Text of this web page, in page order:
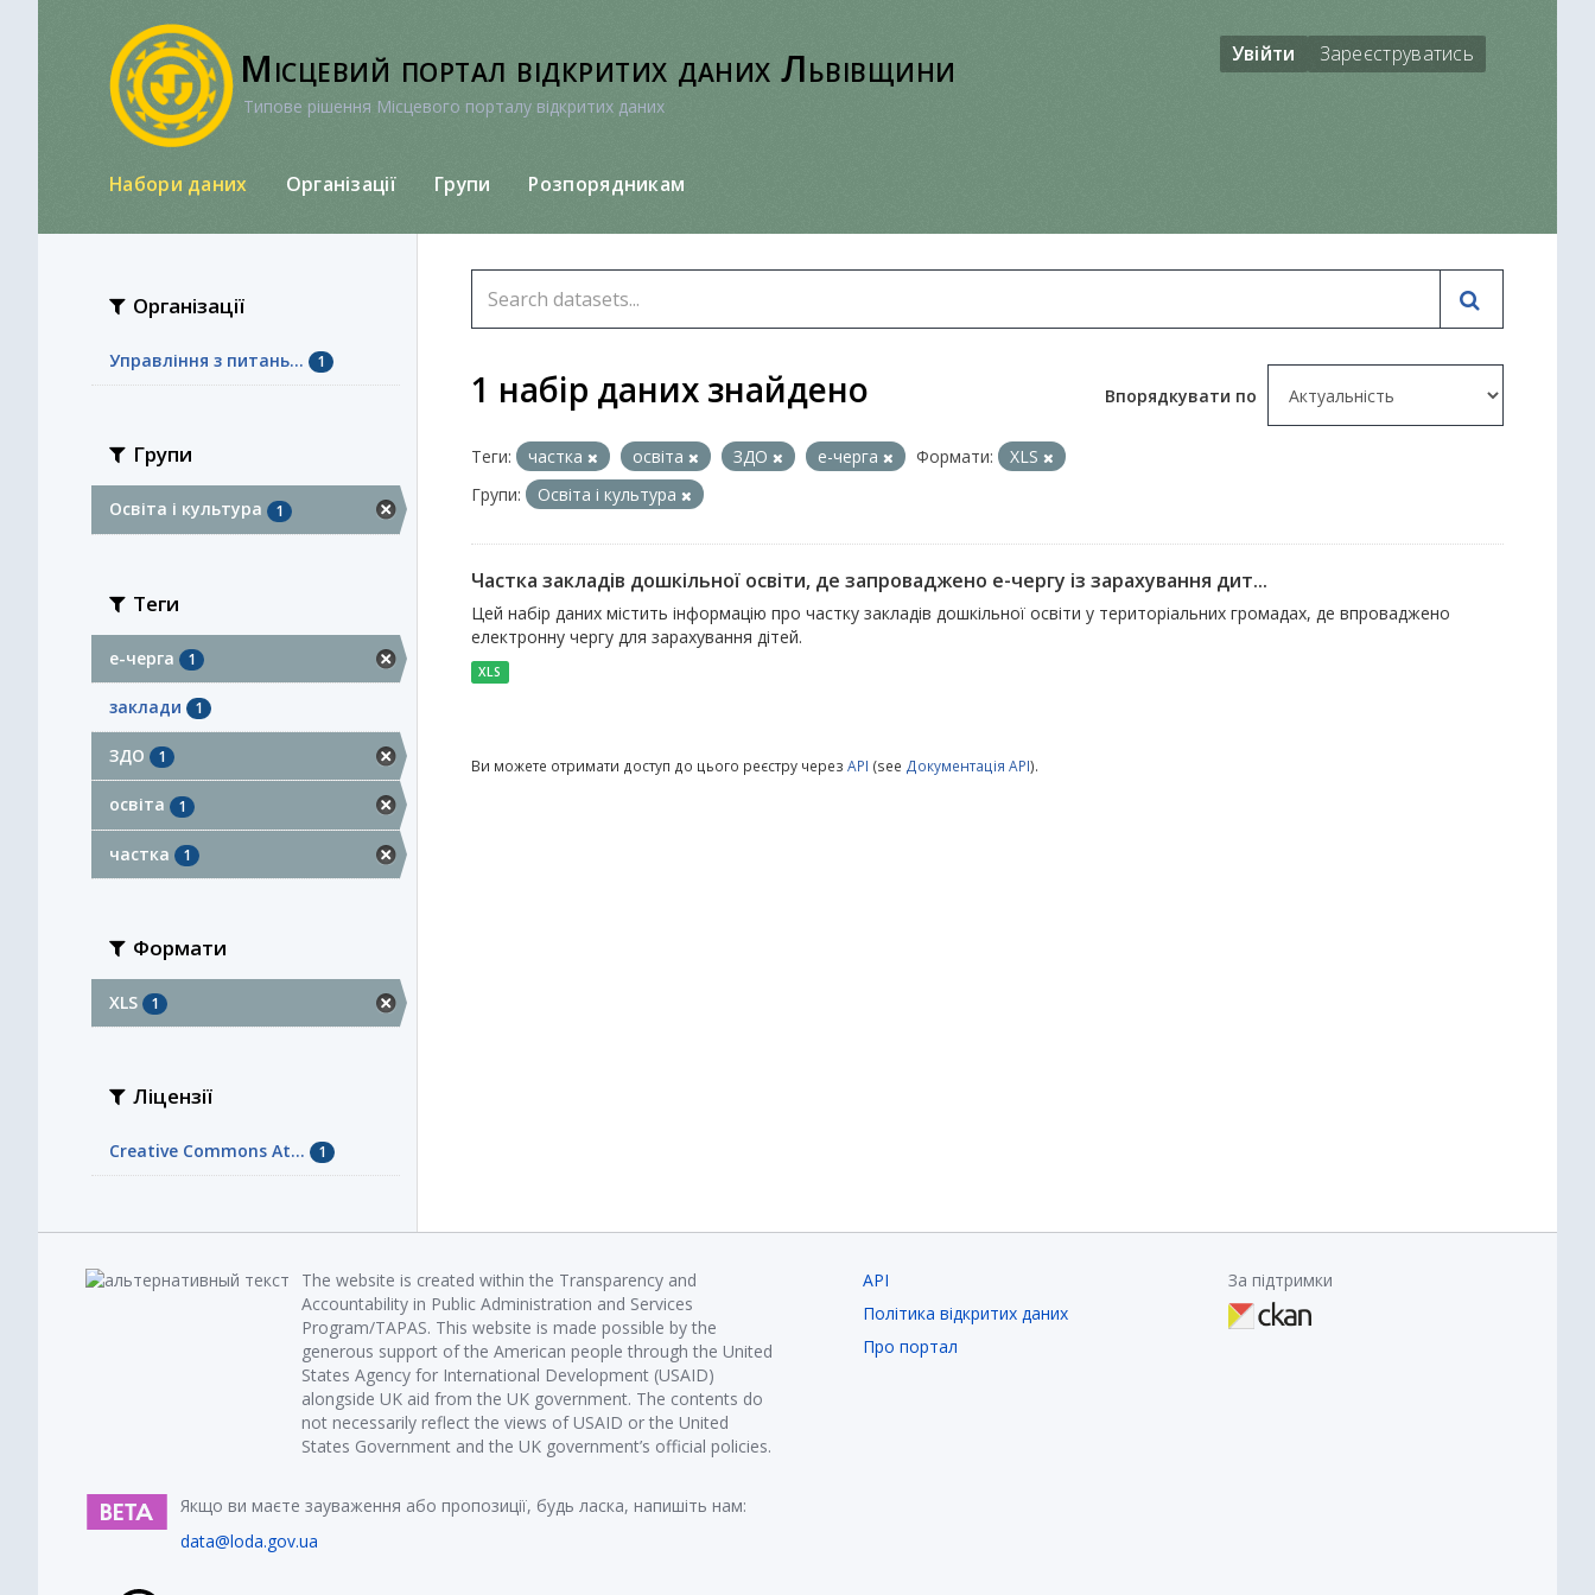
Місцевий портал відкритих даних Львівщини
Типове рішення Місцевого порталу відкритих даних
Увійти Зареєструватись
Набори даних Організації Групи Розпорядникам
Організації
Управління з питань... 1
Групи
Освіта і культура 1
Теги
е-черга 1
заклади 1
ЗДО 1
освіта 1
частка 1
Формати
XLS 1
Ліцензії
Creative Commons At... 1
Впорядкувати по
1 набір даних знайдено
Теги: частка освіта ЗДО е-черга Формати:
XLS
Групи:
Освіта і культура
Частка закладів дошкільної освіти, де запроваджено е-чергу із зарахування дит...
Цей набір даних містить інформацію про частку закладів дошкільної освіти у територіальних громадах, де впроваджено
електронну чергу для зарахування дітей.
XLS
Ви можете отримати доступ до цього реєстру через API (see Документація API).
The website is created within the Transparency and
Accountability in Public Administration and Services
Program/TAPAS. This website is made possible by the
generous support of the American people through the United
States Agency for International Development (USAID)
alongside UK aid from the UK government. The contents do
not necessarily reflect the views of USAID or the United
States Government and the UK government’s official policies.
Якщо ви маєте зауваження або пропозиції, будь ласка, напишіть нам:
data@loda.gov.ua
API
Політика відкритих даних
Про портал
За підтримки